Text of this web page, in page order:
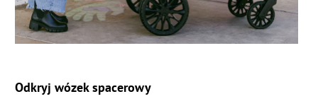
Odkryj wózek spacerowy